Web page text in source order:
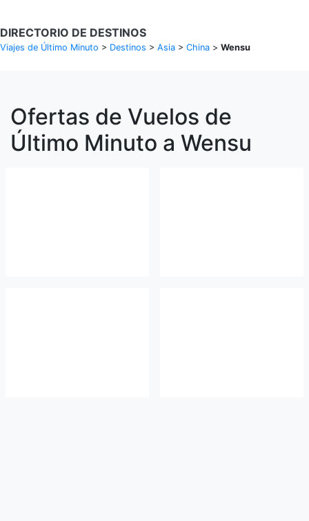
DIRECTORIO DE DESTINOS
Viajes de Último Minuto > Destinos > Asia > China > Wensu
Ofertas de Vuelos de
Último Minuto a Wensu